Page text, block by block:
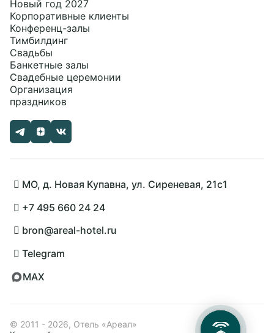
Политикой обработки
cookies
Новый год 2027
Корпоративные клиенты
Конференц-залы
Тимбилдинг
Свадьбы
Банкетные залы
Свадебные церемонии
Организация
праздников
МО, д. Новая Купавна, ул. Сиреневая, 21с1
+7 495 660 24 24
bron@areal-hotel.ru
Telegram
MAX
© 2011 - 2026, Отель «Ареал»